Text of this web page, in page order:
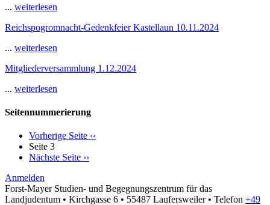
... weiterlesen
Reichspogromnacht-Gedenkfeier Kastellaun 10.11.2024
... weiterlesen
Mitgliederversammlung 1.12.2024
... weiterlesen
Seitennummerierung
Vorherige Seite ‹‹
Seite 3
Nächste Seite ››
Anmelden
Forst-Mayer Studien- und Begegnungszentrum für das
Landjudentum • Kirchgasse 6 • 55487 Laufersweiler • Telefon +49